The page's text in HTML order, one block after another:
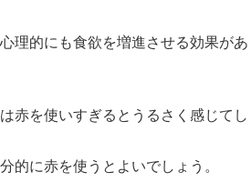
理的にも食欲を増進させる効果が
赤を使いすぎるとうるさく感じてし
的に赤を使うとよいでしょう。